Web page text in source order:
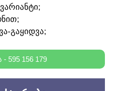
ᲒᲐᲧᲘᲓᲕᲐ;
595 156 179